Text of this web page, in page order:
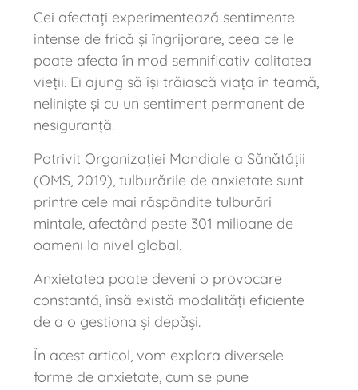
Cei afectați experimentează sentimente
intense de frică și îngrijorare, ceea ce le
poate afecta în mod semnificativ calitatea
vieții. Ei ajung să își trăiască viața în teamă,
neliniște și cu un sentiment permanent de
nesiguranță.
Potrivit Organizației Mondiale a Sănătății
(OMS, 2019), tulburările de anxietate sunt
printre cele mai răspândite tulburări
mintale, afectând peste 301 milioane de
oameni la nivel global.
Anxietatea poate deveni o provocare
constantă, însă există modalități eficiente
de a o gestiona și depăși.
În acest articol, vom explora diversele
forme de anxietate, cum se pune